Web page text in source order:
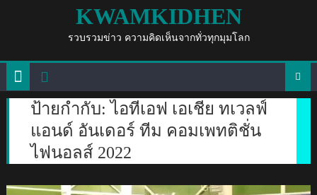
KWAMKIDHEN
รวบรวมข่าว ความคิดเห็นจากทั่วทุกมุมโลก
ป้ายกำกับ:ไอทีเอฟ เอเชีย ทเวลฟ์
แอนด์ อันเดอร์ ทีม คอมเพทติชั่น
ไฟนอลส์ 2022